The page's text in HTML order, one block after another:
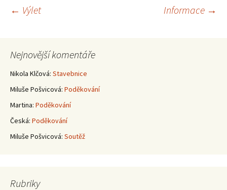
Navigace
pro
příspěvky
← Výlet Informace →
Nejnovější komentáře
Nikola Klčová: Stavebnice
Miluše Pošvicová: Poděkování
Martina: Poděkování
Česká: Poděkování
Miluše Pošvicová: Soutěž
Rubriky